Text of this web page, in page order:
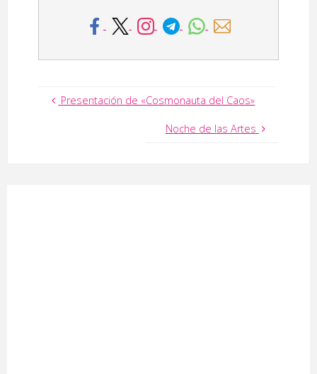
Presentación de «Cosmonauta del Caos»
Noche de las Artes